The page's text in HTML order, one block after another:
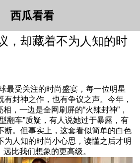
西瓜看看
，却藏着不为人知的时
受关注的时尚盛宴，每一位明星
有封神之作，也有争议之声。今年，
，一边是全网刷屏的“火辣封神”，
翻车”质疑，有人说她过于暴露，有
断。但事实上，这套看似简单的白色
为人知的时尚小心思，读懂之后才明
比我们想象的更高级。